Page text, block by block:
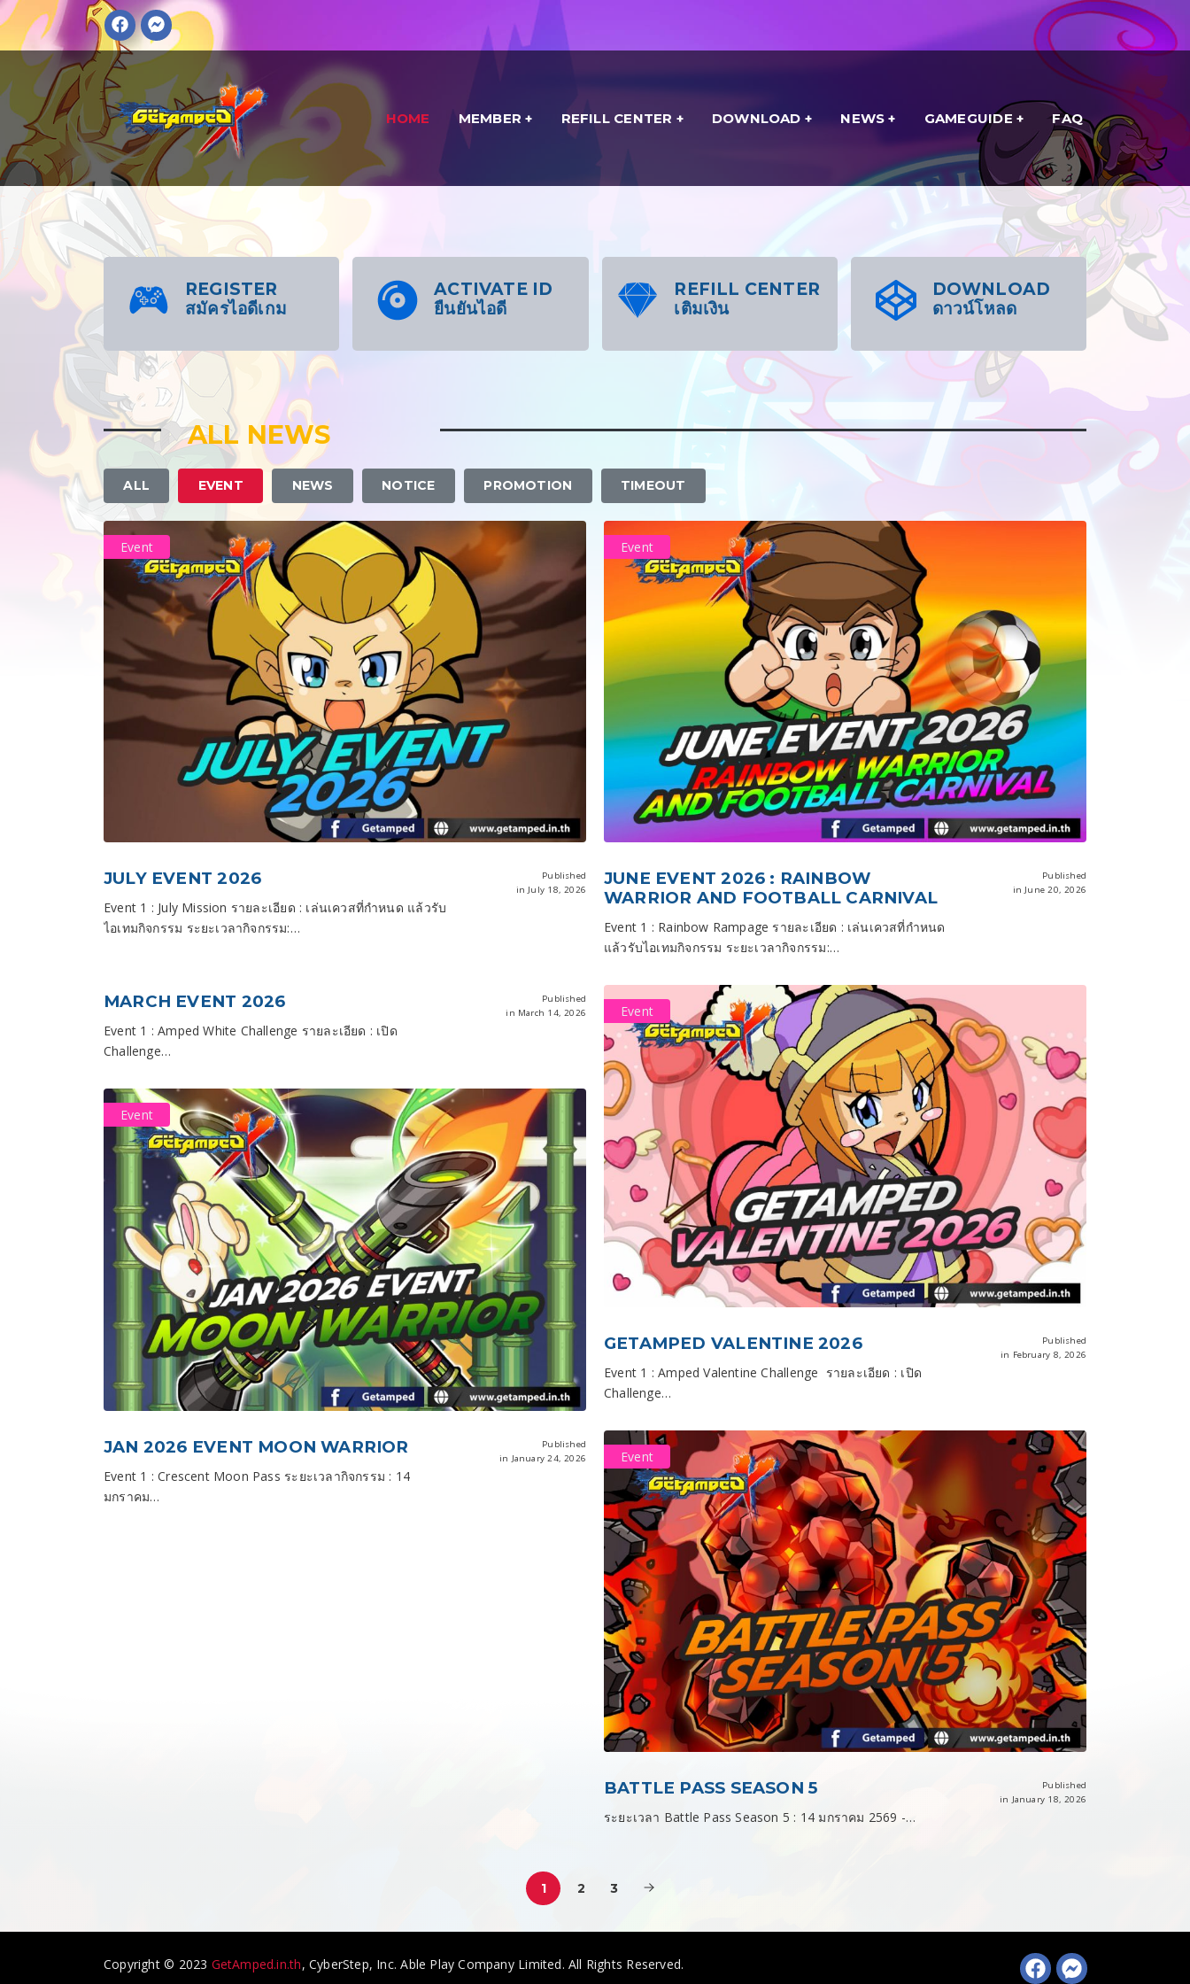
HOME MEMBER REFILL CENTER DOWNLOAD NEWS GAMEGUIDE FAQ
REGISTER
สมัครไอดีเกม
ACTIVATE ID
ยืนยันไอดี
REFILL CENTER
เติมเงิน
DOWNLOAD
ดาวน์โหลด
ALL NEWS
ALL EVENT NEWS NOTICE PROMOTION TIMEOUT
Event
JULY EVENT 2026
Event 1 : July Mission รายละเอียด : เล่นเควสที่กำหนด แล้วรับ
ไอเทมกิจกรรม ระยะเวลากิจกรรม:…
Published
in July 18, 2026
Event
JUNE EVENT 2026 : RAINBOW
WARRIOR AND FOOTBALL CARNIVAL
Event 1 : Rainbow Rampage รายละเอียด : เล่นเควสที่กำหนด
แล้วรับไอเทมกิจกรรม ระยะเวลากิจกรรม:…
Published
in June 20, 2026
MARCH EVENT 2026
Event 1 : Amped White Challenge รายละเอียด : เปิด
Challenge…
Published
in March 14, 2026
Event
GETAMPED VALENTINE 2026
Event 1 : Amped Valentine Challenge รายละเอียด : เปิด
Challenge…
Published
in February 8, 2026
Event
JAN 2026 EVENT MOON WARRIOR
Event 1 : Crescent Moon Pass ระยะเวลากิจกรรม : 14
มกราคม…
Published
in January 24, 2026
Event
BATTLE PASS SEASON 5
ระยะเวลา Battle Pass Season 5 : 14 มกราคม 2569 -…
Published
in January 18, 2026
1 2 3
Copyright © 2023 GetAmped.in.th, CyberStep, Inc. Able Play Company Limited. All Rights Reserved.